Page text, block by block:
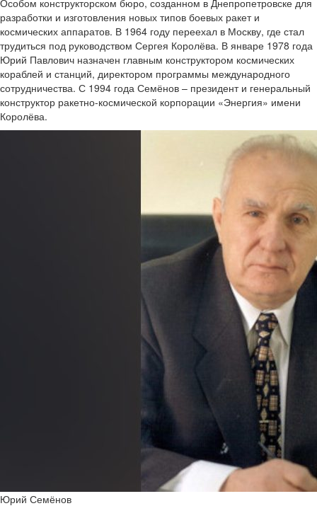
разработки и изготовления новых типов боевых ракет и
космических аппаратов. В 1964 году переехал в Москву, где стал
трудиться под руководством Сергея Королёва. В январе 1978 года
Юрий Павлович назначен главным конструктором космических
кораблей и станций, директором программы международного
сотрудничества. С 1994 года Семёнов – президент и генеральный
конструктор ракетно-космической корпорации «Энергия» имени
Королёва.
Юрий Семёнов